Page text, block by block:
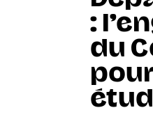
:
du